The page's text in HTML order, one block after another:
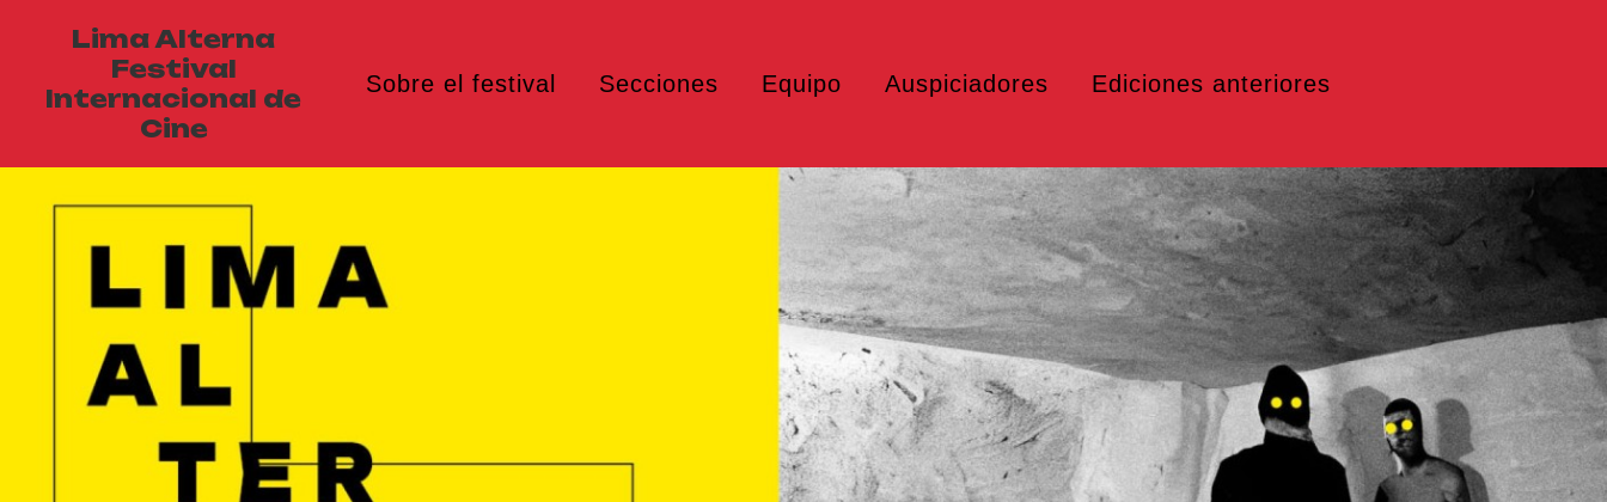
Lima Alterna
Festival
Internacional de
Cine
Sobre el festival Secciones Equipo Auspiciadores Ediciones anteriores